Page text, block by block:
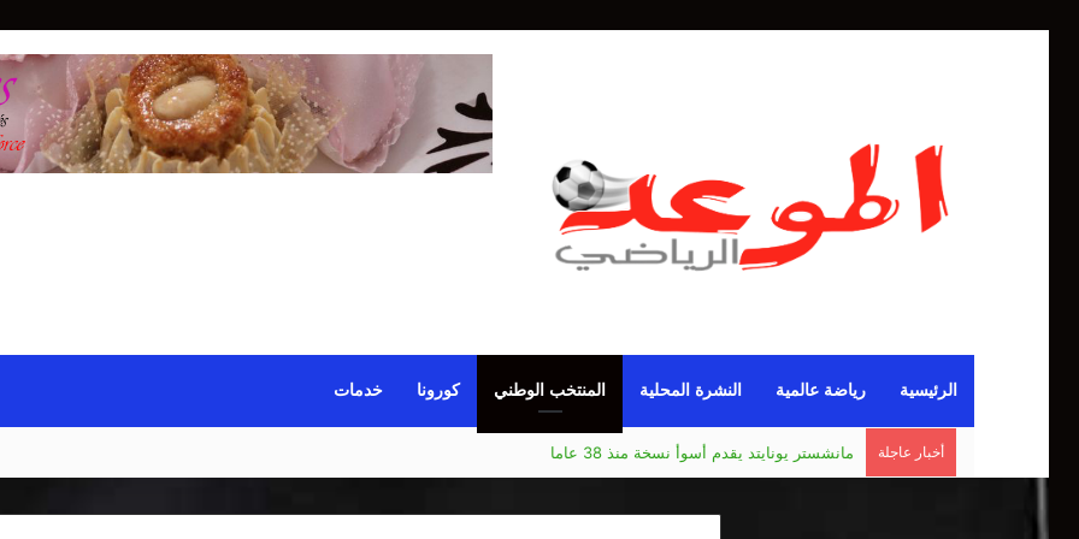
الرئيسية رياضة عالمية النشرة المحلية المنتخب الوطني كورونا خدمات
أخبار عاجلة مانشستر يونايتد يقدم أسوأ نسخة منذ 38 عاما